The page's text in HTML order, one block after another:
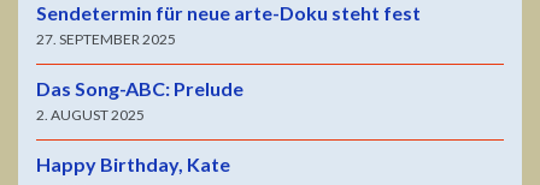
Sendetermin für neue arte-Doku steht fest
27. SEPTEMBER 2025
Das Song-ABC: Prelude
2. AUGUST 2025
Happy Birthday, Kate